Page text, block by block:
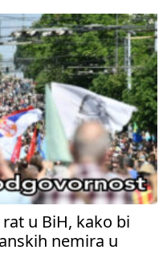
u BiH, kako bi
nemira u